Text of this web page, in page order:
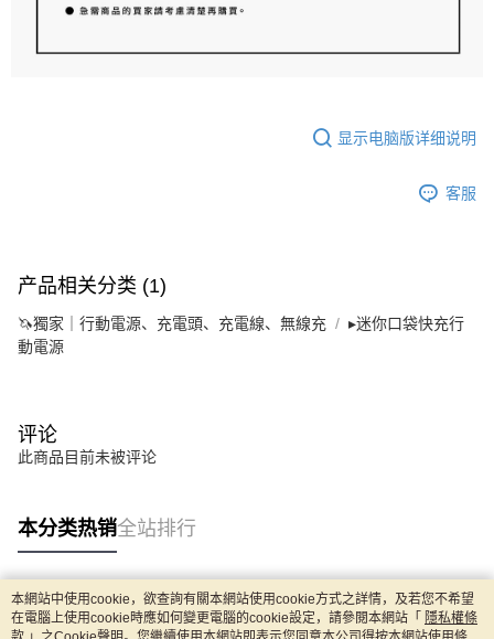
显示电脑版详细说明
客服
产品相关分类 (1)
🦄獨家｜行動電源、充電頭、充電線、無線充
▸迷你口袋快充行
動電源
评论
此商品目前未被评论
本分类热销全站排行
热门标签
本網站中使用cookie，欲查詢有關本網站使用cookie方式之詳情，及若您不希望
在電腦上使用cookie時應如何變更電腦的cookie設定，請參閱本網站「 隱私權條